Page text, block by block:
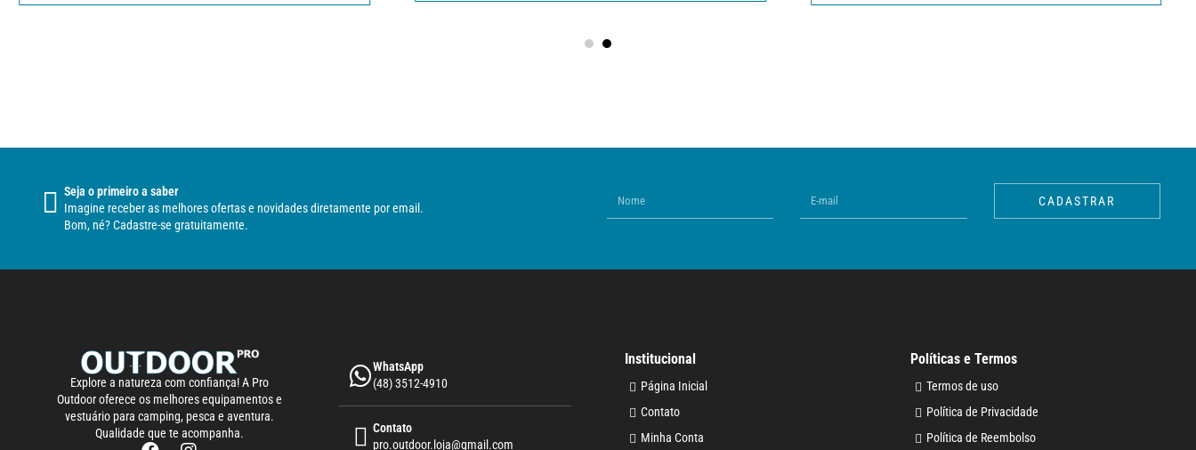
Seja o primeiro a saber
Imagine receber as melhores ofertas e novidades diretamente por email.
Bom, né? Cadastre-se gratuitamente.
CADASTRAR
Explore a natureza com confiança! A Pro
Outdoor oferece os melhores equipamentos e
vestuário para camping, pesca e aventura.
Qualidade que te acompanha.
WhatsApp
(48) 3512-4910
Contato
pro.outdoor.loja@gmail.com
Institucional
Página Inicial
Contato
Minha Conta
Políticas e Termos
Termos de uso
Política de Privacidade
Política de Reembolso